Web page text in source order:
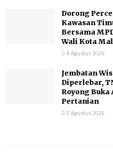
Dorong
Kawasan
Bersama
Wali Kota
4 Agustus 2026
Jembatan
Diperlebar,
Royong
Pertanian
2 Agustus 2026